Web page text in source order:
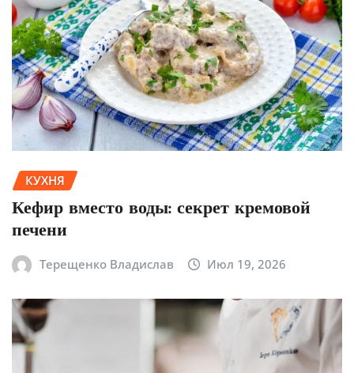
КУХНЯ
Кефир вместо воды: секрет кремовой
печени
Терещенко Владислав Июл 19, 2026